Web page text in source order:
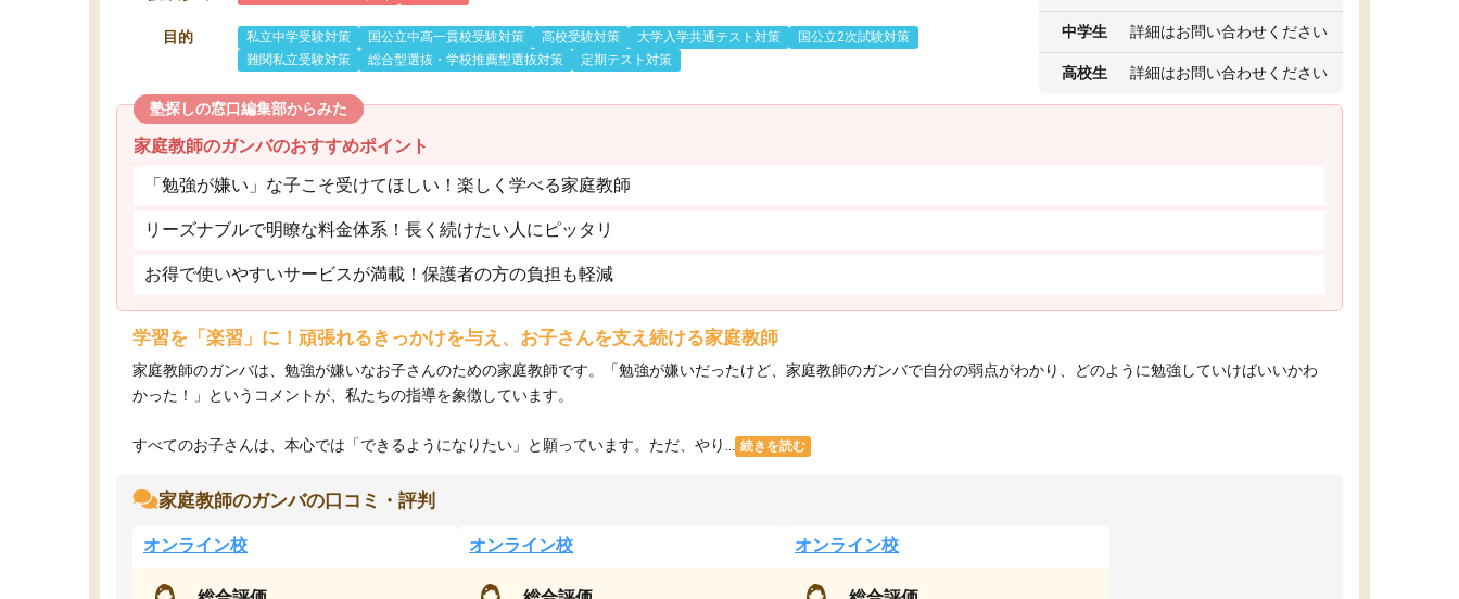
目的 私立中学受験対策 国公立中高一貫校受験対策 高校受験対策 大学入学共通テスト対策
国公立2次試験対策
難関私立受験対策
総合型選抜・学校推薦型選抜対策 定期テスト対策
中学生 詳細はお問い合わせください
高校生 詳細はお問い合わせください
塾探しの窓口編集部からみた
家庭教師のガンバのおすすめポイント
「勉強が嫌い」な子こそ受けてほしい！楽しく学べる家庭教師
リーズナブルで明瞭な料金体系！長く続けたい人にピッタリ
お得で使いやすいサービスが満載！保護者の方の負担も軽減
学習を「楽習」に！頑張れるきっかけを与え、お子さんを支え続ける家庭教師
家庭教師のガンバは、勉強が嫌いなお子さんのための家庭教師です。「勉強が嫌いだったけど、家庭教師のガンバで自分の弱点がわかり、どのように勉強していけばいいかわ
かった！」というコメントが、私たちの指導を象徴しています。
すべてのお子さんは、本心では「できるようになりたい」と願っています。ただ、やり... 続きを読む
家庭教師のガンバの口コミ・評判
オンライン校 オンライン校 オンライン校